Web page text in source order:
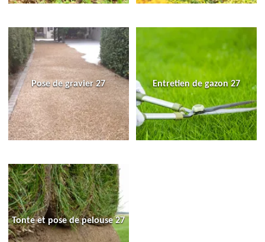
Pose de gravier 27 Entretien de gazon 27
Tonte et pose de pelouse 27